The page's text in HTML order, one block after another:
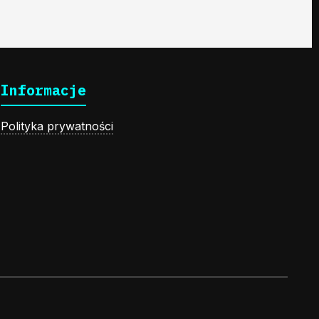
Informacje
Polityka prywatności